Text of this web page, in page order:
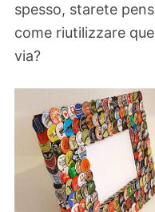
spesso, starete
come riutilizzare
via?